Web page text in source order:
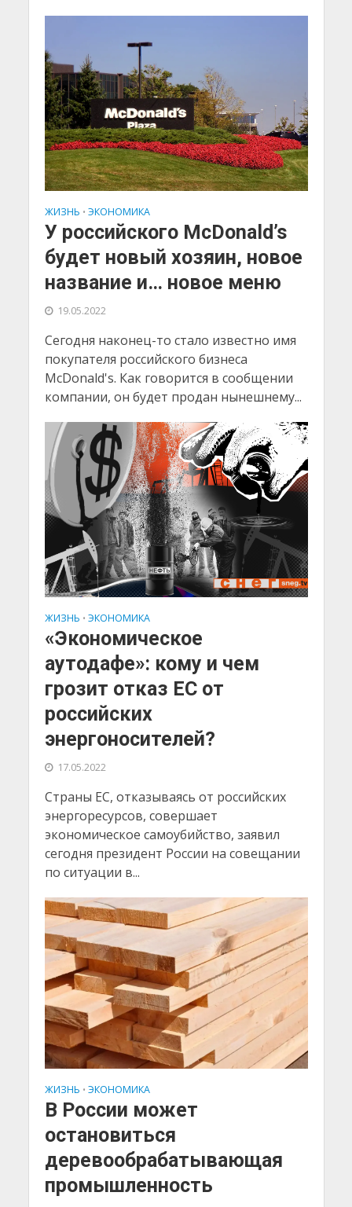
ЖИЗНЬ • ЭКОНОМИКА
У российского McDonald’s
будет новый хозяин, новое
название и… новое меню
19.05.2022
Сегодня наконец-то стало известно имя
покупателя российского бизнеса
McDonald's. Как говорится в сообщении
компании, он будет продан нынешнему...
ЖИЗНЬ • ЭКОНОМИКА
«Экономическое
аутодафе»: кому и чем
грозит отказ ЕС от
российских
энергоносителей?
17.05.2022
Страны ЕС, отказываясь от российских
энергоресурсов, совершает
экономическое самоубийство, заявил
сегодня президент России на совещании
по ситуации в...
ЖИЗНЬ • ЭКОНОМИКА
В России может
остановиться
деревообрабатывающая
промышленность